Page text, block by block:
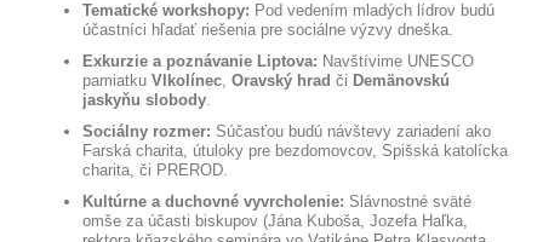
Tematické workshopy: Pod vedením mladých lídrov budú
účastníci hľadať riešenia pre sociálne výzvy dneška.
Exkurzie a poznávanie Liptova: Navštívime UNESCO
pamiatkuVlkolínec,Oravský hrad či Demänovskú
jaskyňu slobody.
Sociálny rozmer: Súčasťou budú návštevy zariadení ako
Farská charita, útuloky pre bezdomovcov, Spišská katolícka
charita, či PREROD.
Kultúrne a duchovné vyvrcholenie: Slávnostné sväté
omše za účasti biskupov (Jána Kuboša, Jozefa Haľka,